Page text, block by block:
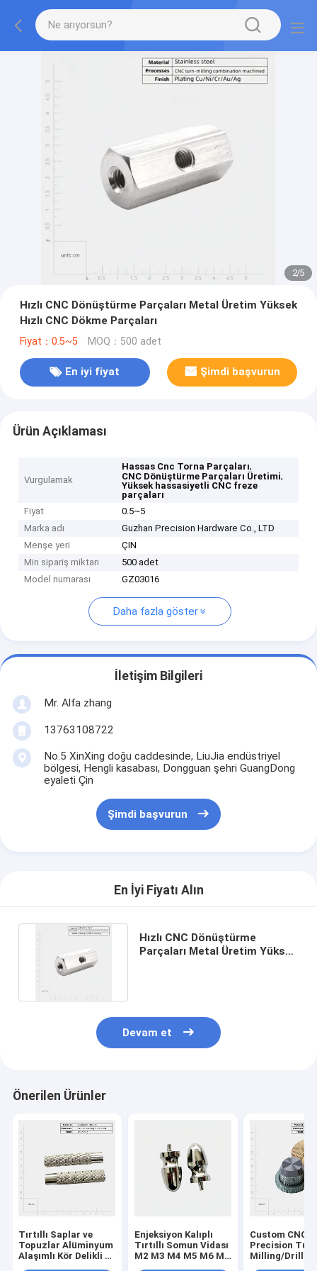
2/5
Hızlı CNC Dönüştürme Parçaları Metal Üretim Yüksek
Hızlı CNC Dökme Parçaları
Fiyat：0.5~5 MOQ：500 adet
En iyi fiyat Şimdi başvurun
Ürün Açıklaması
Vurgulamak
Hassas Cnc Torna Parçaları,
CNC Dönüştürme Parçaları Üretimi,
Yüksek hassasiyetli CNC freze
parçaları
Fiyat
0.5~5
Marka adı
Guzhan Precision Hardware Co., LTD
Menşe yeri
ÇIN
Min sipariş miktarı
500 adet
Model numarası
GZ03016
Daha fazla göster
İletişim Bilgileri
Mr. Alfa zhang
13763108722
No.5 XinXing doğu caddesinde, LiuJia endüstriyel
bölgesi, Hengli kasabası, Dongguan şehri GuangDong
eyaleti Çin
Şimdi başvurun
En İyi Fiyatı Alın
Hızlı CNC Dönüştürme
Parçaları Metal Üretim Yüksek
Devam et
Önerilen Ürünler
Tırtıllı Saplar ve
Topuzlar Alüminyum
Alaşımlı Kör Delikli El
Enjeksiyon Kalıplı
Tırtıllı Somun Vidası
M2 M3 M4 M5 M6 M8
Custom CNC
Precision
Milling/